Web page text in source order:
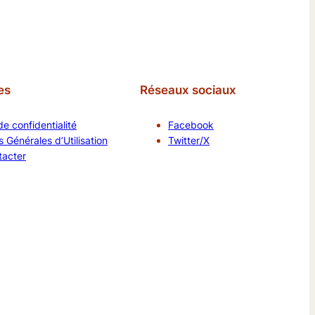
confidentialité
Générales d’Utilisation
Réseaux sociaux
Facebook
Twitter/X